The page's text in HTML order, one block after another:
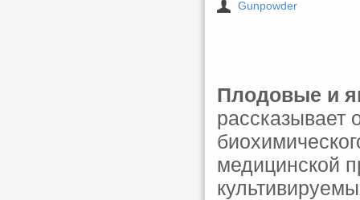
Gunpowder
Плодовые и
рассказывает
медицинской